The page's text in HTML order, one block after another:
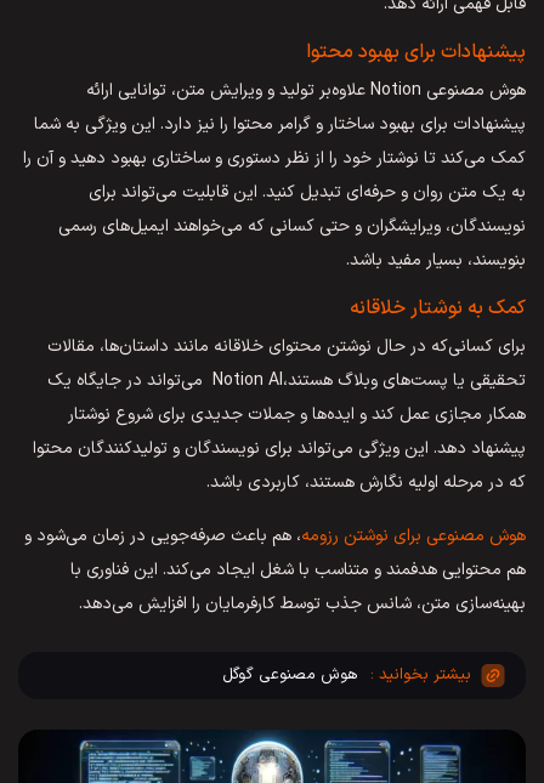
پیشنهادات برای بهبود محتوا
هوش مصنوعی Notion علاوه‌بر تولید و ویرایش متن، توانایی ارائه
پیشنهادات برای بهبود ساختار و گرامر محتوا را نیز دارد. این ویژگی به شما
کمک می‌کند تا نوشتار خود را از نظر دستوری و ساختاری بهبود دهید و آن را
به یک متن روان و حرفه‌ای تبدیل کنید. این قابلیت می‌تواند برای
نویسندگان، ویرایشگران و حتی کسانی که می‌خواهند ایمیل‌های رسمی
بنویسند، بسیار مفید باشد.
کمک به نوشتار خلاقانه
برای کسانی‌که در حال نوشتن محتوای خلاقانه مانند داستان‌ها، مقالات
تحقیقی یا پست‌های وبلاگ هستند،Notion AI می‌تواند در جایگاه یک
همکار مجازی عمل کند و ایده‌ها و جملات جدیدی برای شروع نوشتار
پیشنهاد دهد. این ویژگی می‌تواند برای نویسندگان و تولیدکنندگان محتوا
که در مرحله اولیه نگارش هستند، کاربردی باشد.
هوش مصنوعی برای نوشتن رزومه، هم باعث صرفه‌جویی در زمان می‌شود و
هم محتوایی هدفمند و متناسب با شغل ایجاد می‌کند. این فناوری با
بهینه‌سازی متن، شانس جذب توسط کارفرمایان را افزایش می‌دهد.
هوش مصنوعی گوگل